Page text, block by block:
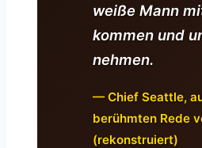
weiße Mann
kommen und
nehmen.
— Chief Seattle,
berühmten Rede
(rekonstruiert)